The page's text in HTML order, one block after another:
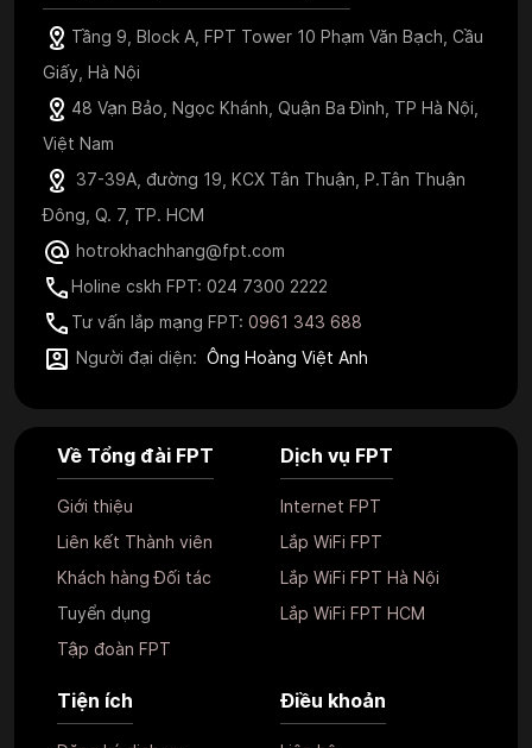
Tầng 9, Block A, FPT Tower 10 Phạm Văn Bạch, Cầu
Giấy, Hà Nội
48 Vạn Bảo, Ngọc Khánh, Quận Ba Đình, TP Hà Nội,
Việt Nam
37-39A, đường 19, KCX Tân Thuận, P.Tân Thuận
Đông, Q. 7, TP. HCM
hotrokhachhang@fpt.com
Holine cskh FPT: 024 7300 2222
Tư vấn lắp mạng FPT: 0961 343 688
Người đại diện: Ông Hoàng Việt Anh
Về Tổng đài FPT
Giới thiệu
Liên kết Thành viên
Khách hàng Đối tác
Tuyển dụng
Tập đoàn FPT
Dịch vụ FPT
Internet FPT
Lắp WiFi FPT
Lắp WiFi FPT Hà Nội
Lắp WiFi FPT HCM
Tiện ích Điều khoản